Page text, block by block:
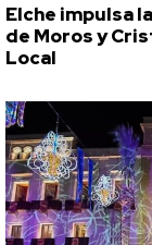
Elche impulsa
de Moros y
Local